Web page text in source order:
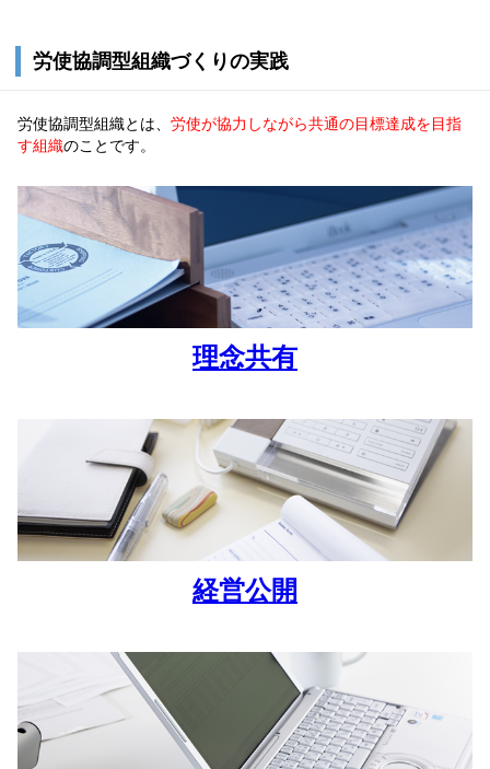
労使協調型組織づくりの実践
労使協調型組織とは、 労使が協力しながら共通の目標達成を目指
す組織のことです。
理念共有
経営公開